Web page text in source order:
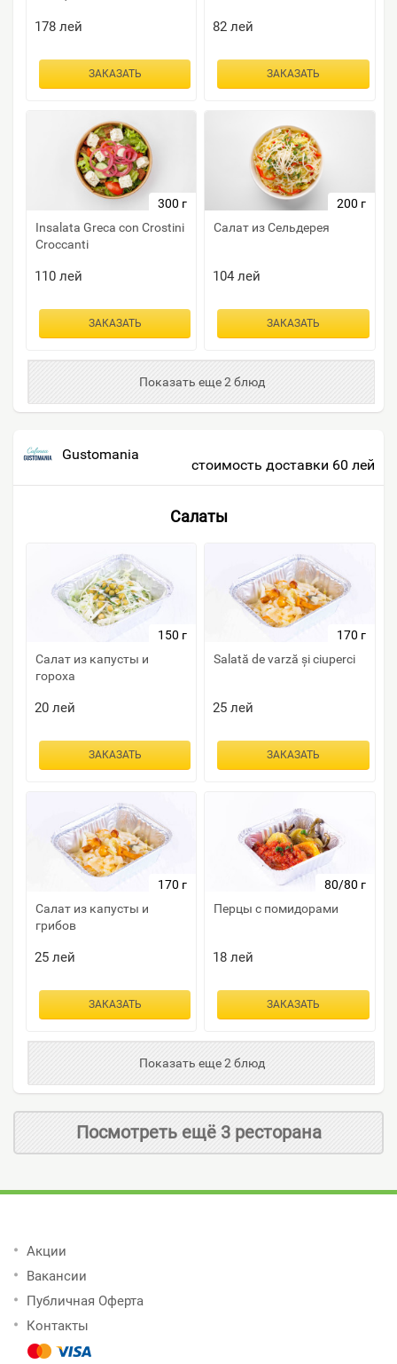
178лей
ЗАКАЗАТЬ
82лей
ЗАКАЗАТЬ
300 г
Insalata Greca con Crostini
Croccanti
110лей
ЗАКАЗАТЬ
200 г
Салат из Сельдерея
104лей
ЗАКАЗАТЬ
Показать еще 2 блюд
Gustomania
стоимость доставки 60 лей
Салаты
150 г
Салат из капусты и
гороха
20лей
ЗАКАЗАТЬ
170 г
Salată de varză și ciuperci
25лей
ЗАКАЗАТЬ
170 г
Салат из капусты и
грибов
25лей
ЗАКАЗАТЬ
80/80 г
Перцы с помидорами
18лей
ЗАКАЗАТЬ
Показать еще 2 блюд
Посмотреть ещё 3 ресторана
Акции
Вакансии
Публичная Оферта
Контакты